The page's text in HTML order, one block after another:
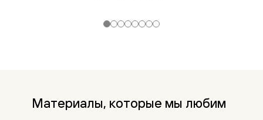
Материалы, которые мы любим